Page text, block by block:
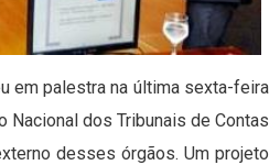
em palestra na última sexta-feira
Nacional dos Tribunais de Contas
desses órgãos. Um projeto